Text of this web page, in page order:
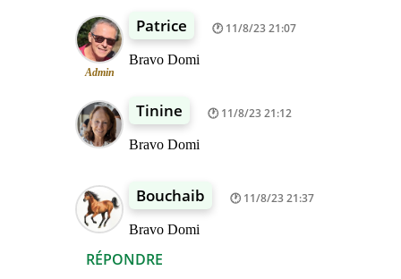
RÉPONDRE
Admin
Patrice 11/8/23 21:07
Bravo Domi
Tinine 11/8/23 21:12
Bravo Domi
Bouchaib 11/8/23 21:37
Bravo Domi